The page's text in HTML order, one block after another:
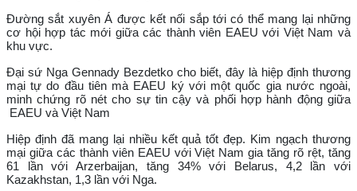
Đường sắt xuyên Á được kết nối sắp tới có thể mang lại những
cơ hội hợp tác mới giữa các thành viên EAEU với Việt Nam và
khu vực.
Đại sứ Nga Gennady Bezdetko cho biết, đây là hiệp định thương
mại tự do đầu tiên mà EAEU ký với một quốc gia nước ngoài,
minh chứng rõ nét cho sự tin cậy và phối hợp hành động giữa
EAEU và Việt Nam
Hiệp định đã mang lại nhiều kết quả tốt đẹp. Kim ngạch thương
mại giữa các thành viên EAEU với Việt Nam gia tăng rõ rệt, tăng
61 lần với Arzerbaijan, tăng 34% với Belarus, 4,2 lần với
Kazakhstan, 1,3 lần với Nga.